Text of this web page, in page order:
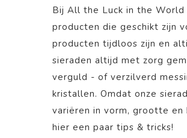
Bij All the Luck in the
producten die geschikt zijn
producten tijdloos zijn en
sieraden altijd met zorg
verguld - of verzilverd
kristallen. Omdat onze
variëren in vorm, grootte en
hier een paar tips & tricks!